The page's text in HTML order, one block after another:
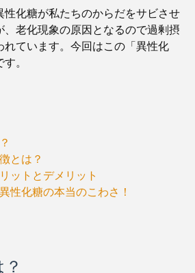
性化糖が私たちのからだをサビさせ
老化現象の原因となるので過剰摂
ています。今回はこの「異性化
。
とは？
ットとデメリット
性化糖の本当のこわさ！